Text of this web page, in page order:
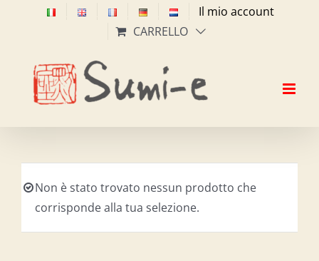
Il mio account
CARRELLO
Non è stato trovato nessun prodotto che
corrisponde alla tua selezione.